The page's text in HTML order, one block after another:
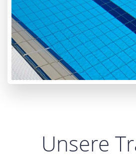
Unsere